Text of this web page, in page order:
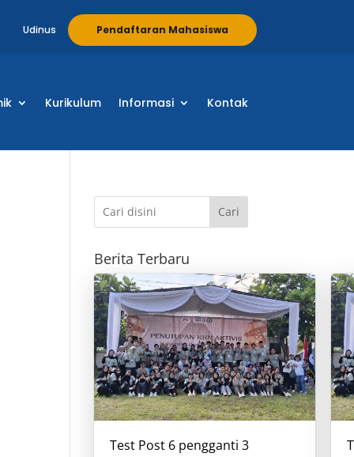
Udinus Pendaftaran Mahasiswa
Kurikulum Informasi Kontak
Cari
Berita Terbaru
Test Post 6 pengganti 3